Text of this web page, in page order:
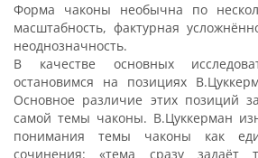
Форма чаконы необычна по
масштабность, фактурная
неоднозначность.
В качестве основных
остановимся на позициях
Основное различие этих позиций
самой темы чаконы. В.Цуккерман
понимания темы чаконы как
сочинения: «тема сразу задаёт